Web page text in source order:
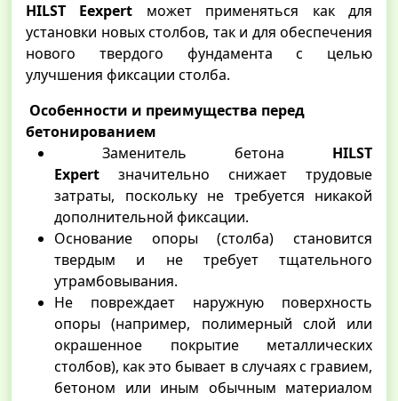
HILST Eexpert может применяться как для
установки новых столбов, так и для обеспечения
нового твердого фундамента с целью
улучшения фиксации столба.
Особенности и преимущества перед
бетонированием
Заменитель бетона HILST
Expert значительно снижает трудовые
затраты, поскольку не требуется никакой
дополнительной фиксации.
Основание опоры (столба) становится
твердым и не требует тщательного
утрамбовывания.
Не повреждает наружную поверхность
опоры (например, полимерный слой или
окрашенное покрытие металлических
столбов), как это бывает в случаях с гравием,
бетоном или иным обычным материалом